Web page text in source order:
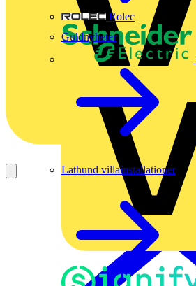
Rolec
Guldnyheter
Lathund villainstallationer